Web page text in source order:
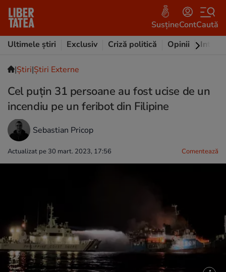
SusțineContCaută
Ultimele știri
Exclusiv Criză politică Opinii
|Ştiri|Știri Externe
Cel puțin 31 persoane au fost ucise de un
incendiu pe un feribot din Filipine
Sebastian Pricop
Actualizat pe 30 mart. 2023, 17:56 Comentează